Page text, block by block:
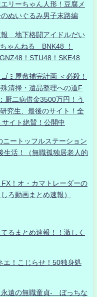
リーちゃん人形！豆腐メ
ぬいぐるみ男子末路編
地下格闘アイドルだい
ゃんねる BNK48 ！
！STU48！SKE48
ミ屋敷補完計画 ＜必殺！
清掃・遺品整理への道F
厨二病借金3500万円！う
究生、最後のサイト！全
イト絶賛！公開中
ートッフルステーション
生活！（無職孤独居老人的
！オ・カマトレーダーの
ろ動画まとめ速報）
るまとめ速報！！激しく
エ！こじらせ！50独身処
遠の無職童貞- ぼっちな